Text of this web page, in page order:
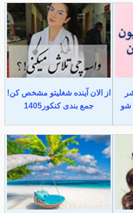
شو
از الان آینده شغلیتو مشخص کن!
جمع بندی کنکور1405